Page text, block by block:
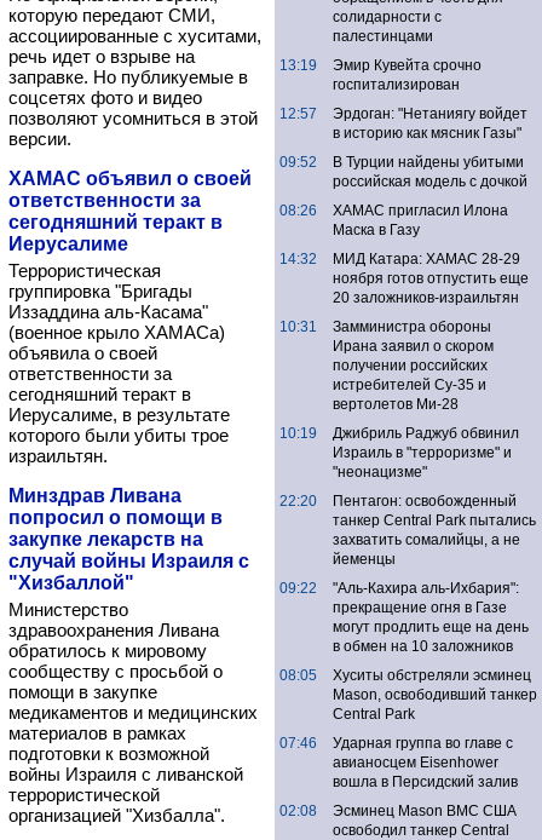
которую передают СМИ,
ассоциированные с хуситами,
речь идет о взрыве на
заправке. Но публикуемые в
соцсетях фото и видео
позволяют усомниться в этой
версии.
ХАМАС объявил о своей
ответственности за
сегодняшний теракт в
Иерусалиме
Террористическая
группировка "Бригады
Иззаддина аль-Касама"
(военное крыло ХАМАСа)
объявила о своей
ответственности за
сегодняшний теракт в
Иерусалиме, в результате
которого были убиты трое
израильтян.
Минздрав Ливана
попросил о помощи в
закупке лекарств на
случай войны Израиля с
"Хизбаллой"
Министерство
здравоохранения Ливана
обратилось к мировому
сообществу с просьбой о
помощи в закупке
медикаментов и медицинских
материалов в рамках
подготовки к возможной
войны Израиля с ливанской
террористической
организацией "Хизбалла".
солидарности с
палестинцами
13:19
Эмир Кувейта срочно
госпитализирован
12:57
Эрдоган: "Нетаниягу войдет
в историю как мясник Газы"
09:52
В Турции найдены убитыми
российская модель с дочкой
08:26
ХАМАС пригласил Илона
Маска в Газу
14:32
МИД Катара: ХАМАС 28-29
ноября готов отпустить еще
20 заложников-израильтян
10:31
Замминистра обороны
Ирана заявил о скором
получении российских
истребителей Су-35 и
вертолетов Ми-28
10:19
Джибриль Раджуб обвинил
Израиль в "терроризме" и
"неонацизме"
22:20
Пентагон: освобожденный
танкер Central Park пытались
захватить сомалийцы, а не
йеменцы
09:22
"Аль-Кахира аль-Ихбария":
прекращение огня в Газе
могут продлить еще на день
в обмен на 10 заложников
08:05
Хуситы обстреляли эсминец
Mason, освободивший танкер
Central Park
07:46
Ударная группа во главе с
авианосцем Eisenhower
вошла в Персидский залив
02:08
Эсминец Mason ВМС США
освободил танкер Central